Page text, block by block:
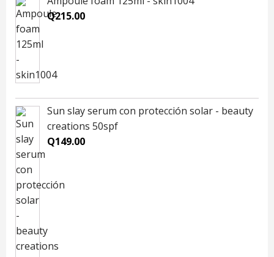
Q215.00
Sun slay serum con protección solar - beauty
creations 50spf
Q149.00